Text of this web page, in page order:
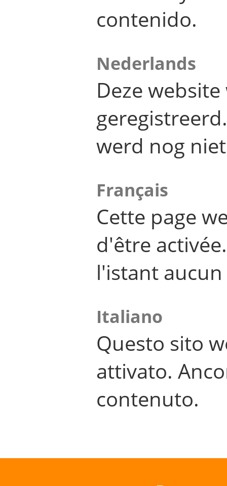
contenido.
Nederlands
Deze
werd nog
Français
Cette page
d'être
l'istant
Italiano
Questo sito
attivato.
contenuto.